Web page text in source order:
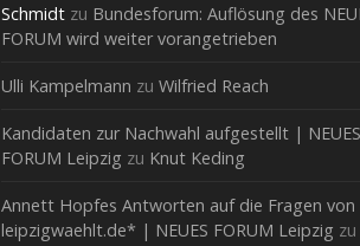
Schmidtzu Bundesforum: Auflösung des
FORUM wird weiter vorangetrieben
Ulli Kampelmann zu Wilfried Reach
Kandidaten zur Nachwahl aufgestellt | NEUES
FORUM Leipzig zu Knut Keding
Annett Hopfes Antworten auf die Fragen von
leipzigwaehlt.de* | NEUES FORUM Leipzig zu